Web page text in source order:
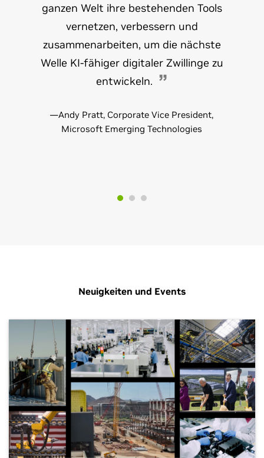
ganzen Welt ihre bestehenden Tools
vernetzen, verbessern und
zusammenarbeiten, um die nächste
Welle KI-fähiger digitaler Zwillinge zu
entwickeln.
—Andy Pratt, Corporate Vice President,
Microsoft Emerging Technologies
Neuigkeiten und Events